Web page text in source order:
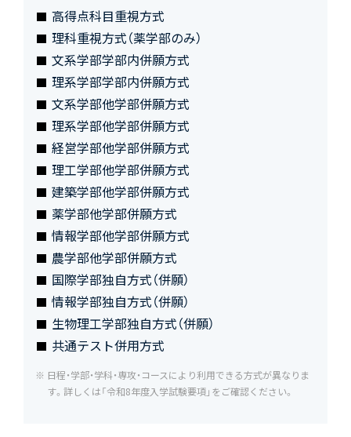
高得点科目重視方式
理科重視方式（薬学部のみ）
文系学部学部内併願方式
理系学部学部内併願方式
文系学部他学部併願方式
理系学部他学部併願方式
経営学部他学部併願方式
理工学部他学部併願方式
建築学部他学部併願方式
薬学部他学部併願方式
情報学部他学部併願方式
農学部他学部併願方式
国際学部独自方式（併願）
情報学部独自方式（併願）
生物理工学部独自方式（併願）
共通テスト併用方式
日程・学部・学科・専攻・コースにより利用できる方式が異なりま
す。詳しくは「令和8年度入学試験要項」をご確認ください。